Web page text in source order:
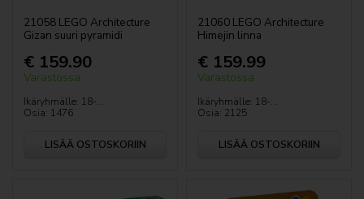
21058 LEGO Architecture
Gizan suuri pyramidi
€ 159.90
Varastossa
Ikäryhmälle: 18-...
Osia: 1476
LISÄÄ OSTOSKORIIN
21060 LEGO Architecture
Himejin linna
€ 159.99
Varastossa
Ikäryhmälle: 18-...
Osia: 2125
LISÄÄ OSTOSKORIIN